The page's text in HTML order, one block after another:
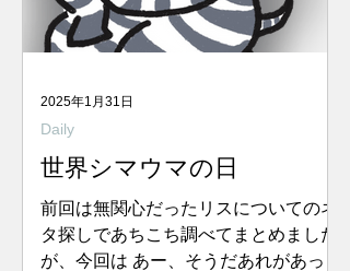
世界シマウマの日
前回は無関心だったリスについてのネ
タ探しであちこち調べてまとめました
が、今回は あー、そうだあれがあった
Daily
2025年1月31日